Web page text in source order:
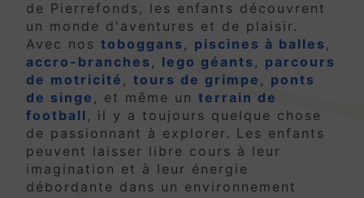
de Pierrefonds, les enfants découvrent
un monde d'aventures et de plaisir.
Avec nos toboggans , piscines à balles ,
accro-branches , lego géants , parcours
de motricité , tours de grimpe , ponts
de singe , et même un terrain de
football , il y a toujours quelque chose
de passionnant à explorer. Les enfants
peuvent laisser libre cours à leur
imagination et à leur énergie
débordante dans un environnement